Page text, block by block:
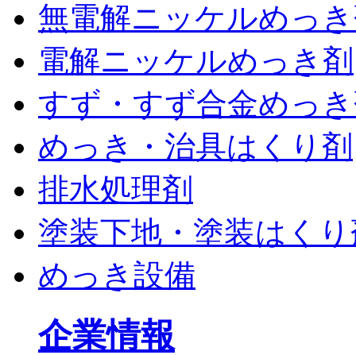
無電解ニッケルめっ
電解ニッケルめっき剤
すず・すず合金めっ
めっき・治具はくり剤
排水処理剤
塗装下地・塗装はく
めっき設備
企業情報